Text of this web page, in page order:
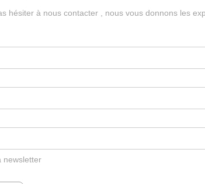
hésiter à nous contacter , nous vous donnons les
newsletter